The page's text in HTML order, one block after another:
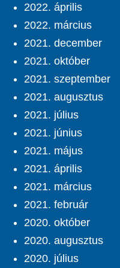
2022. április
2022. március
2021. december
2021. október
2021. szeptember
2021. augusztus
2021. július
2021. június
2021. május
2021. április
2021. március
2021. február
2020. október
2020. augusztus
2020. július